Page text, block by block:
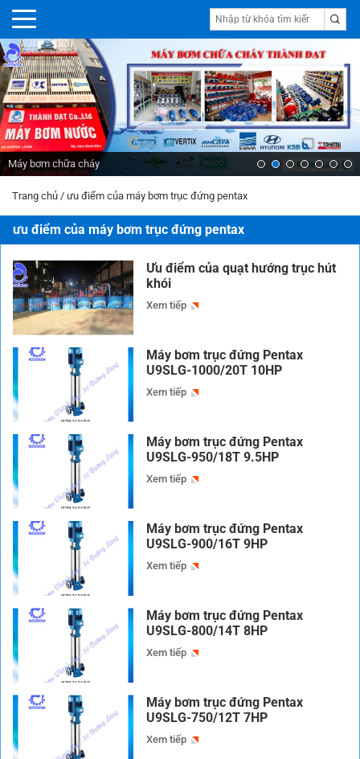
Máy bơm chữa cháy
Trang chủ / ưu điểm của máy bơm trục đứng pentax
ưu điểm của máy bơm trục đứng pentax
Ưu điểm của quạt hướng trục hút
khói
Xem tiếp
Máy bơm trục đứng Pentax
U9SLG-1000/20T 10HP
Xem tiếp
Máy bơm trục đứng Pentax
U9SLG-950/18T 9.5HP
Xem tiếp
Máy bơm trục đứng Pentax
U9SLG-900/16T 9HP
Xem tiếp
Máy bơm trục đứng Pentax
U9SLG-800/14T 8HP
Xem tiếp
Máy bơm trục đứng Pentax
U9SLG-750/12T 7HP
Xem tiếp